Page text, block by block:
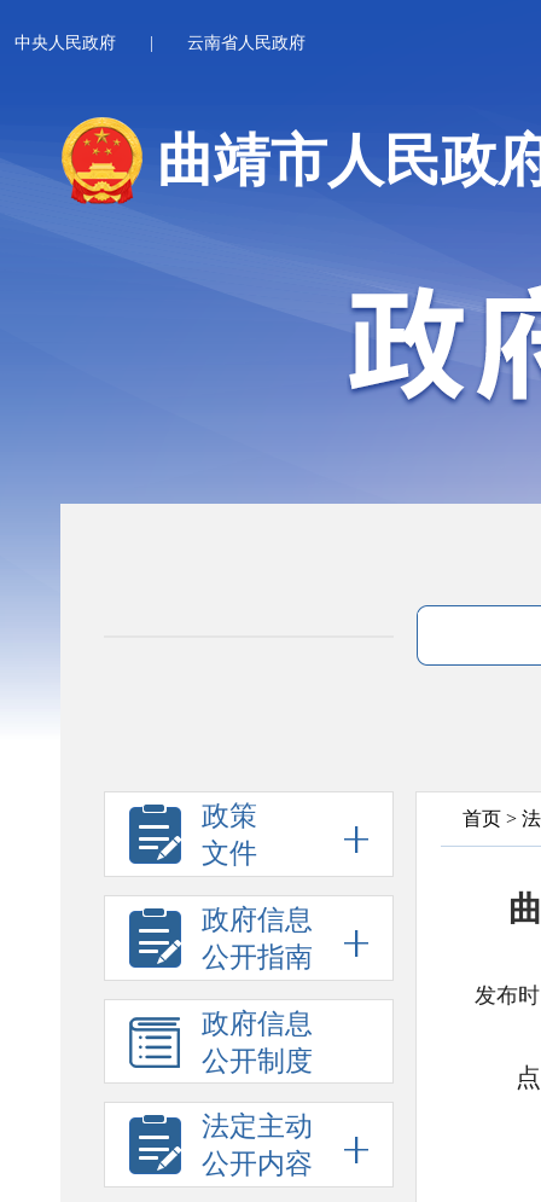
中央人民政府 云南省人民政府
曲靖市人民政
政策
文件
政府信息
公开指南
政府信息
公开制度
法定主动
公开内容
首页 >
发布